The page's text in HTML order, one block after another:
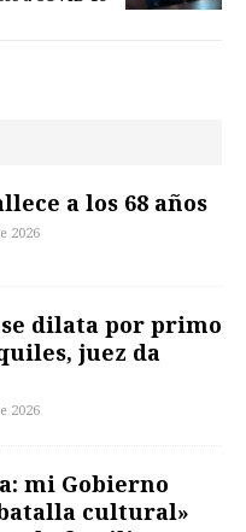
a los 68 años
2026
se dilata por primo
juez da
2026
mi Gobierno
cultural»